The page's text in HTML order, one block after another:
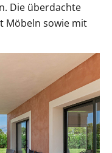
Die überdachte
Möbeln sowie mit